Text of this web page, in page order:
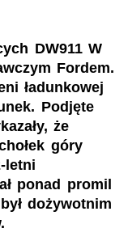
DW911 W
Fordem.
ładunkowej
Podjęte
że
góry
letni
ponad promil
dożywotnim